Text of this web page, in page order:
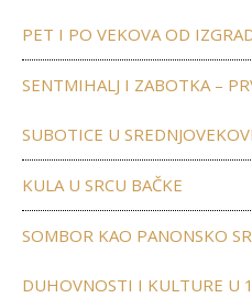
PET I PO VEKOVA OD
SENTMIHALJ I ZABOTKA –
SUBOTICE U
KULA U SRCU BAČKE
SOMBOR KAO PANONSKO
DUHOVNOSTI I KULTURE U